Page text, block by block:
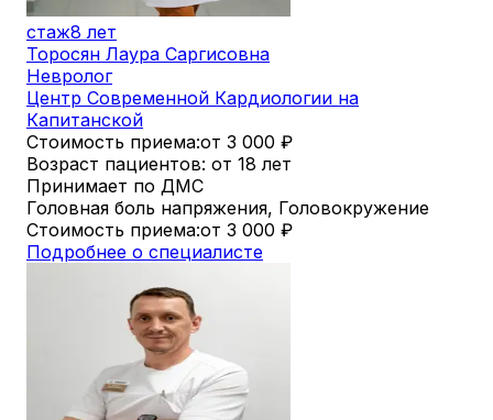
стаж8 лет
Торосян Лаура Саргисовна
Невролог
Центр Современной Кардиологии на
Капитанской
Стоимость приема:от 3 000 ₽
Возраст пациентов: от 18 лет
Принимает по ДМС
Головная боль напряжения, Головокружение
Стоимость приема:от 3 000 ₽
Подробнее о специалисте